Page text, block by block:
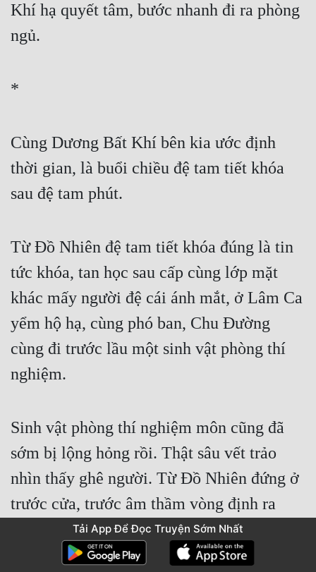
Khí hạ quyết tâm, bước nhanh đi ra phòng
ngủ.
*
Cùng Dương Bất Khí bên kia ước định
thời gian, là buổi chiều đệ tam tiết khóa
sau đệ tam phút.
Từ Đồ Nhiên đệ tam tiết khóa đúng là tin
tức khóa, tan học sau cấp cùng lớp mặt
khác mấy người đệ cái ánh mắt, ở Lâm Ca
yểm hộ hạ, cùng phó ban, Chu Đường
cùng đi trước lầu một sinh vật phòng thí
nghiệm.
Sinh vật phòng thí nghiệm môn cũng đã
sớm bị lộng hỏng rồi. Thật sâu vết trảo
nhìn thấy ghê người. Từ Đồ Nhiên đứng ở
trước cửa, trước âm thầm vòng định ra
một mảnh nhỏ quốc thổ, lại phòng bị mà
triều mọi nơi nhìn xung quanh, xác nhận
Tải App Để Đọc Truyện Sớm Nhất